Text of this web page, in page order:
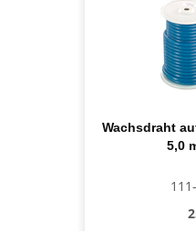
Wachsdraht
5,0